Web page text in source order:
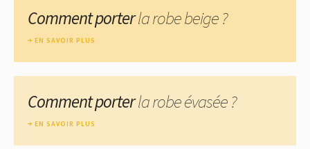
Comment porterla robe beige ?
EN SAVOIR PLUS
Comment porterla robe évasée ?
EN SAVOIR PLUS